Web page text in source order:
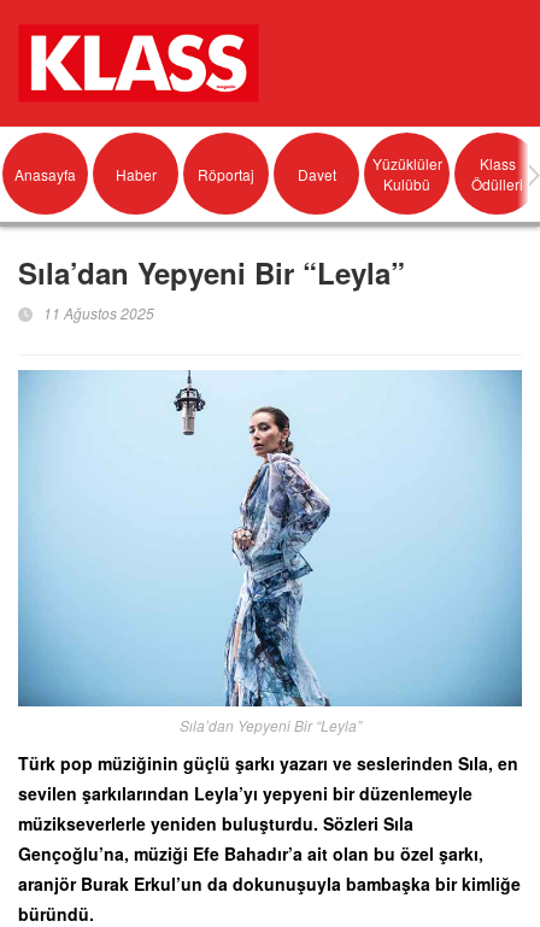
Anasayfa Haber Röportaj Davet
Yüzüklüler
Kulübü
Klass
Ödülleri
Sıla’dan Yepyeni Bir “Leyla”
11 Ağustos 2025
Sıla’dan Yepyeni Bir “Leyla”
Türk pop müziğinin güçlü şarkı yazarı ve seslerinden Sıla, en
sevilen şarkılarından Leyla’yı yepyeni bir düzenlemeyle
müzikseverlerle yeniden buluşturdu. Sözleri Sıla
Gençoğlu’na, müziği Efe Bahadır’a ait olan bu özel şarkı,
aranjör Burak Erkul’un da dokunuşuyla bambaşka bir kimliğe
büründü.